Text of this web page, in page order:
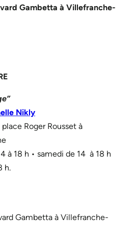
Gambetta à Villefranche-
Nikly
place Roger Rousset à
à 18 h • samedi de 14 à 18 h
h.
Gambetta à Villefranche-